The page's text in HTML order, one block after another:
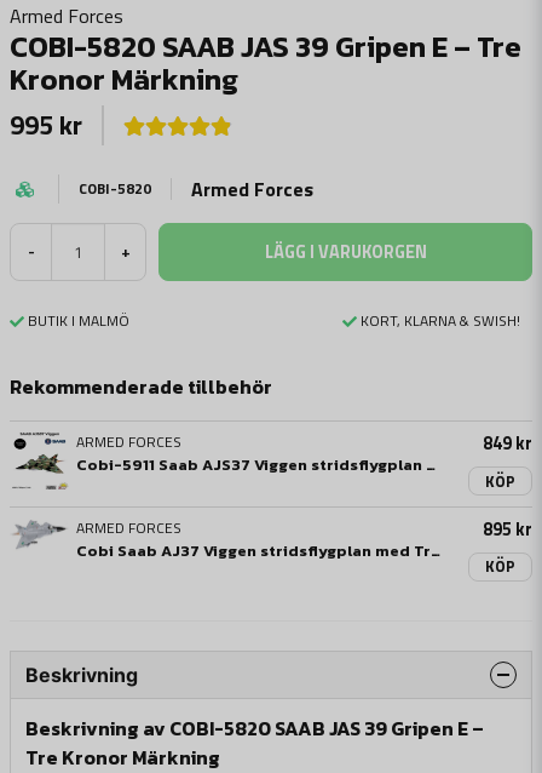
Armed Forces
COBI-5820 SAAB JAS 39 Gripen E – Tre
Kronor Märkning
995 kr
COBI-5820 Armed Forces
- + LÄGG I VARUKORGEN
BUTIK I MALMÖ KORT, KLARNA & SWISH!
Rekommenderade tillbehör
ARMED FORCES
Cobi-5911 Saab AJS37 Viggen stridsflygplan med Tre kronor märkning - 910 byggblock
849 kr
KÖP
ARMED FORCES
Cobi Saab AJ37 Viggen stridsflygplan med Tre kronor märkning - 836 byggblock
895 kr
KÖP
Beskrivning
Beskrivning av COBI-5820 SAAB JAS 39 Gripen E –
Tre Kronor Märkning